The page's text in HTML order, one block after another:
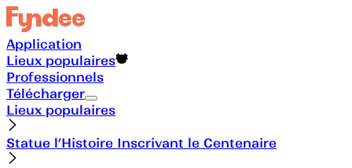
Application
Lieux populaires
Professionnels
Télécharger
Lieux populaires
Statue l’Histoire Inscrivant le Centenaire